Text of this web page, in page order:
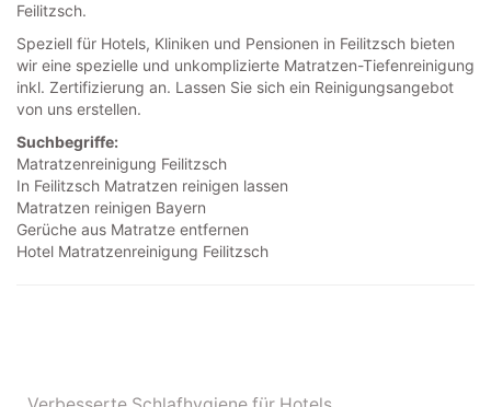
Feilitzsch.
Speziell für Hotels, Kliniken und Pensionen in Feilitzsch bieten
wir eine spezielle und unkomplizierte Matratzen-Tiefenreinigung
inkl. Zertifizierung an. Lassen Sie sich ein Reinigungsangebot
von uns erstellen.
Suchbegriffe:
Matratzenreinigung Feilitzsch
In Feilitzsch Matratzen reinigen lassen
Matratzen reinigen Bayern
Gerüche aus Matratze entfernen
Hotel Matratzenreinigung Feilitzsch